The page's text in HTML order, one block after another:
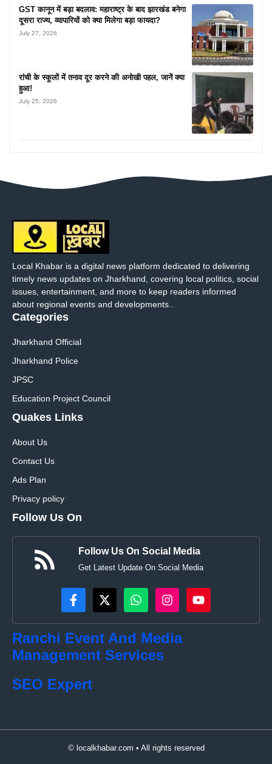
GST कानून में बड़ा बदलाव: महाराष्ट्र के बाद झारखंड बनेगा
दूसरा राज्य, व्यापारियों को क्या मिलेगा बड़ा फायदा?
July 27, 2026
रांची के स्कूलों में तनाव दूर करने की अनोखी पहल, जानें क्या
हुआ!
July 25, 2026
Local Khabar is a digital news platform dedicated to delivering
timely news updates on Jharkhand, covering local politics, social
issues, entertainment, and more to keep readers informed
about regional events and developments..
Categories
Jharkhand Official
Jharkhand Police
JPSC
Education Project Council
Quakes Links
About Us
Contact Us
Ads Plan
Privacy policy
Follow Us On
Follow Us On Social Media
Get Latest Update On Social Media
Ranchi Event And Media
Management Services
SEO Expert
© localkhabar.com • All rights reserved